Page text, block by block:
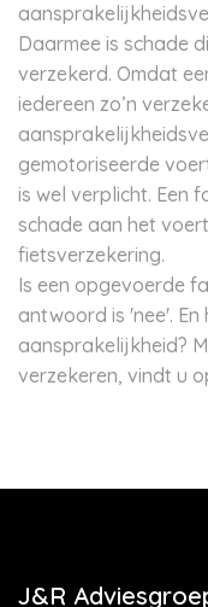
Daarmee is schade
verzekerd. Omdat
iedereen zo’n
gemotoriseerde
is wel verplicht. Een
schade aan het
fietsverzekering.
Is een opgevoerde
antwoord is 'nee'. En
aansprakelijkheid?
verzekeren, vindt u
J&R